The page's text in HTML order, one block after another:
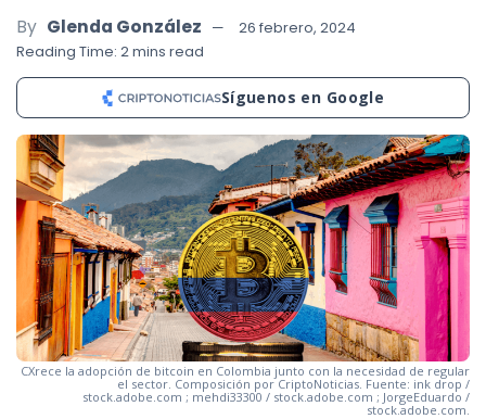
By Glenda González
26 febrero, 2024
Reading Time: 2 mins read
Síguenos en Google
CXrece la adopción de bitcoin en Colombia junto con la necesidad de regular
el sector. Composición por CriptoNoticias. Fuente: ink drop /
stock.adobe.com ; mehdi33300 / stock.adobe.com ; JorgeEduardo /
stock.adobe.com.